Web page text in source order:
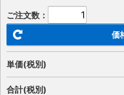
ご注文数：
価
単価(税別)
合計(税別)